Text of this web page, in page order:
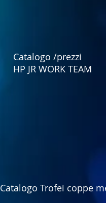
Catalogo /prezzi
HP JR WORK TEAM
Catalogo Trofei coppe